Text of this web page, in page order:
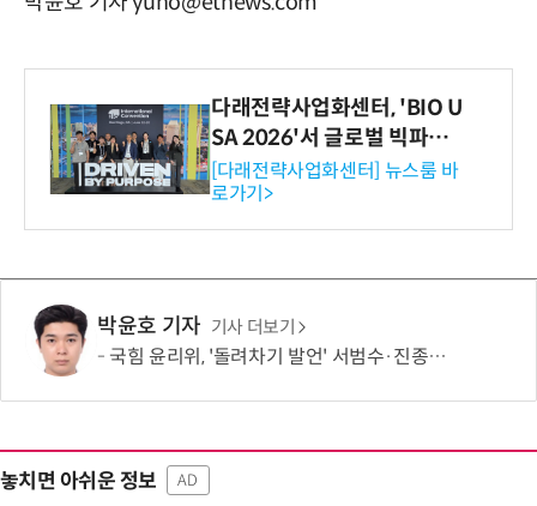
다래전략사업화센터, 'BIO U
SA 2026'서 글로벌 빅파마
와의 비즈니스 미팅 지원…K
-바이오 해외 진출 교두보 확
보
[다래전략사업화센터] 뉴스룸 바
로가기>
박윤호 기자 기사 더보기
국힘 윤리위, '돌려차기 발언' 서범수·진종오 징계 절차 개시
놓치면 아쉬운 정보 AD